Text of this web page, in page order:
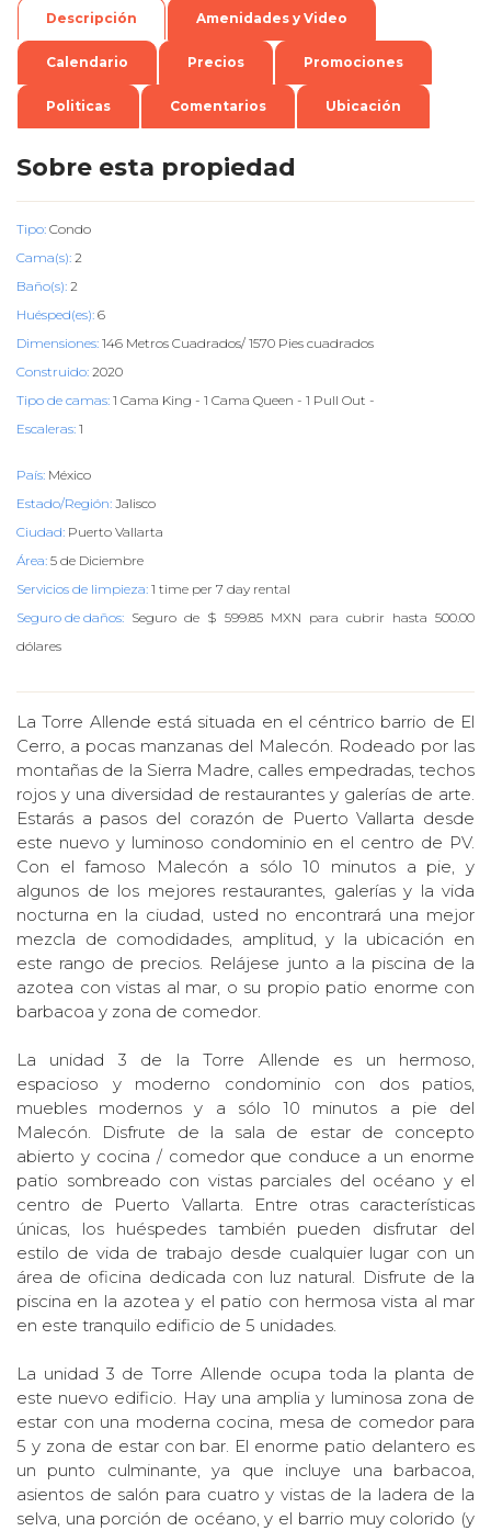
Descripción Amenidades y Video
Calendario Precios Promociones
Politicas Comentarios Ubicación
Sobre esta propiedad
Tipo: Condo
Cama(s): 2
Baño(s): 2
Huésped(es): 6
Dimensiones: 146 Metros Cuadrados/ 1570 Pies cuadrados
Construido: 2020
Tipo de camas: 1 Cama King - 1 Cama Queen - 1 Pull Out -
Escaleras: 1
País: México
Estado/Región: Jalisco
Ciudad: Puerto Vallarta
Área: 5 de Diciembre
Servicios de limpieza: 1 time per 7 day rental
Seguro de daños: Seguro de $ 599.85 MXN para cubrir hasta 500.00
dólares
La Torre Allende está situada en el céntrico barrio de El
Cerro, a pocas manzanas del Malecón. Rodeado por las
montañas de la Sierra Madre, calles empedradas, techos
rojos y una diversidad de restaurantes y galerías de arte.
Estarás a pasos del corazón de Puerto Vallarta desde
este nuevo y luminoso condominio en el centro de PV.
Con el famoso Malecón a sólo 10 minutos a pie, y
algunos de los mejores restaurantes, galerías y la vida
nocturna en la ciudad, usted no encontrará una mejor
mezcla de comodidades, amplitud, y la ubicación en
este rango de precios. Relájese junto a la piscina de la
azotea con vistas al mar, o su propio patio enorme con
barbacoa y zona de comedor.
La unidad 3 de la Torre Allende es un hermoso,
espacioso y moderno condominio con dos patios,
muebles modernos y a sólo 10 minutos a pie del
Malecón. Disfrute de la sala de estar de concepto
abierto y cocina / comedor que conduce a un enorme
patio sombreado con vistas parciales del océano y el
centro de Puerto Vallarta. Entre otras características
únicas, los huéspedes también pueden disfrutar del
estilo de vida de trabajo desde cualquier lugar con un
área de oficina dedicada con luz natural. Disfrute de la
piscina en la azotea y el patio con hermosa vista al mar
en este tranquilo edificio de 5 unidades.
La unidad 3 de Torre Allende ocupa toda la planta de
este nuevo edificio. Hay una amplia y luminosa zona de
estar con una moderna cocina, mesa de comedor para
5 y zona de estar con bar. El enorme patio delantero es
un punto culminante, ya que incluye una barbacoa,
asientos de salón para cuatro y vistas de la ladera de la
selva, una porción de océano, y el barrio muy colorido (y